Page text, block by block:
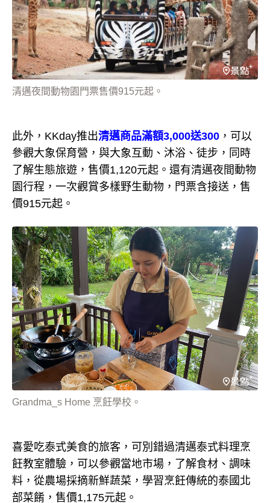
清邁夜間動物園門票售價915元起。
此外，KKday推出清邁商品滿額3,000送300 ，可以
參觀大象保育營，與大象互動、沐浴、徒步，同時
了解生態旅遊，售價1,120元起。還有清邁夜間動物
園行程，一次觀賞多樣野生動物，門票含接送，售
價915元起。
Grandma_s Home 烹飪學校。
喜愛吃泰式美食的旅客，可別錯過清邁泰式料理烹
飪教室體驗，可以參觀當地市場，了解食材、調味
料，從農場採摘新鮮蔬菜，學習烹飪傳統的泰國北
部菜餚，售價1,175元起。